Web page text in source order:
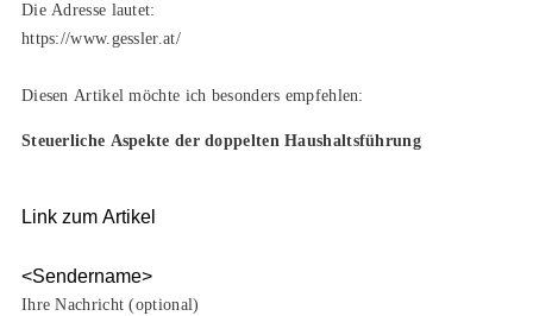
Die Adresse lautet:
https://www.gessler.at/
Diesen Artikel möchte ich besonders empfehlen:
Steuerliche Aspekte der doppelten Haushaltsführung
Link zum Artikel
<Sendername>
Ihre Nachricht (optional)